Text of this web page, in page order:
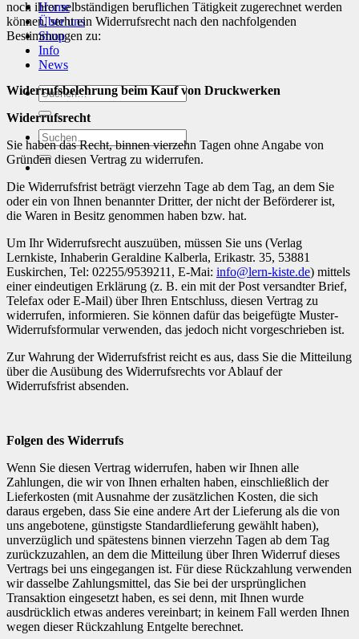
Home
Über uns
Shop
Info
News
Suchen
nach:
Suchen
nach:
noch ihrer selbständigen beruflichen Tätigkeit zugerechnet werden
können, steht ein Widerrufsrecht nach den nachfolgenden
Bestimmungen zu:
Widerrufsbelehrung beim Kauf von Druckwerken
Widerrufsrecht
Sie haben das Recht, binnen vierzehn Tagen ohne Angabe von
Gründen diesen Vertrag zu widerrufen.
Die Widerrufsfrist beträgt vierzehn Tage ab dem Tag, an dem Sie
oder ein von Ihnen benannter Dritter, der nicht der Beförderer ist,
die Waren in Besitz genommen haben bzw. hat.
Um Ihr Widerrufsrecht auszuüben, müssen Sie uns (Verlag
Lernkiste, Inhaberin Geraldine Kalberla, Erikastr. 35, 53881
Euskirchen, Tel: 02255/9539211, E-Mai: info@lern-kiste.de) mittels
einer eindeutigen Erklärung (z. B. ein mit der Post versandter Brief,
Telefax oder E-Mail) über Ihren Entschluss, diesen Vertrag zu
widerrufen, informieren. Sie können dafür das beigefügte Muster-
Widerrufsformular verwenden, das jedoch nicht vorgeschrieben ist.
Zur Wahrung der Widerrufsfrist reicht es aus, dass Sie die Mitteilung
über die Ausübung des Widerrufsrechts vor Ablauf der
Widerrufsfrist absenden.
Folgen des Widerrufs
Wenn Sie diesen Vertrag widerrufen, haben wir Ihnen alle
Zahlungen, die wir von Ihnen erhalten haben, einschließlich der
Lieferkosten (mit Ausnahme der zusätzlichen Kosten, die sich
daraus ergeben, dass Sie eine andere Art der Lieferung als die von
uns angebotene, günstigste Standardlieferung gewählt haben),
unverzüglich und spätestens binnen vierzehn Tagen ab dem Tag
zurückzuzahlen, an dem die Mitteilung über Ihren Widerruf dieses
Vertrags bei uns eingegangen ist. Für diese Rückzahlung verwenden
wir dasselbe Zahlungsmittel, das Sie bei der ursprünglichen
Transaktion eingesetzt haben, es sei denn, mit Ihnen wurde
ausdrücklich etwas anderes vereinbart; in keinem Fall werden Ihnen
wegen dieser Rückzahlung Entgelte berechnet.